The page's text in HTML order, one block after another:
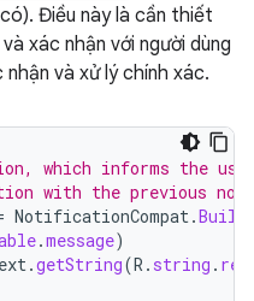
Điều này là cần thiết
xác nhận với người dùng
và xử lý chính xác.
which informs the
with the previous
NotificationCompat .
.message)
.getString(R . string .